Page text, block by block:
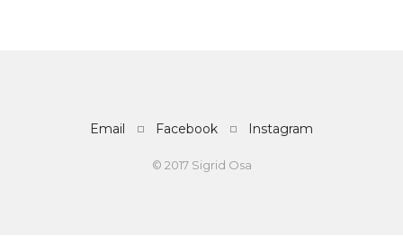
Email Facebook Instagram
© 2017 Sigrid Osa